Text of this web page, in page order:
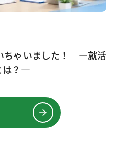
ちゃいました！ —就活
は？—